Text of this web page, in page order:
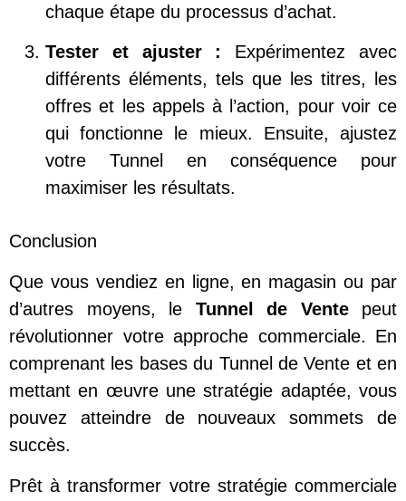
chaque étape du processus d’achat.
Tester et ajuster :
Expérimentez avec
différents éléments, tels que les titres, les
offres et les appels à l’action, pour voir ce
qui fonctionne le mieux. Ensuite, ajustez
votre Tunnel en conséquence pour
maximiser les résultats.
Conclusion
Que vous vendiez en ligne, en magasin ou par
d’autres moyens, le Tunnel de Ventepeut
révolutionner votre approche commerciale. En
comprenant les bases du Tunnel de Vente et en
mettant en œuvre une stratégie adaptée, vous
pouvez atteindre de nouveaux sommets de
succès.
Prêt à transformer votre stratégie commerciale